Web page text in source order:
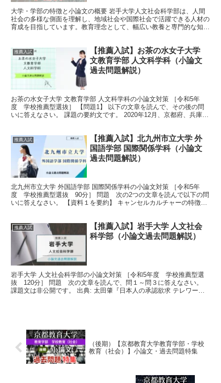
大学・学部の特徴と小論文の概要 岩手大学人文社会科学部は、人間
社会の多様な側面を理解し、地域社会や国際社会で活躍できる人材の
育成を目指しています。教育理念として、幅広い教養と専門的な知識
推薦入試
【推薦入試】お茶の水女子大学
文教育学部 人文科学科（小論文
過去問題解説）
お茶の水女子大学 文教育学部 人文科学科の小論文対策 ［令和5年
度 学校推薦型選抜］ 【問題1】 以下の文章を読んで、その後の問
いに答えなさい。 課題の要約文です。 2020年12月、京都府、兵庫
推薦入試
【推薦入試】北九州市立大学 外
国語学部 国際関係学科（小論文
過去問題解説）
北九州市立大学 外国語学部 国際関係学科の小論文対策 ［令和5年
度 学校推薦型選抜 90分］ 問題 次の2つの文章を読んで以下の問
いに答えなさい。 【資料１を要約】 キャンセルカルチャーの特徴と
推薦入試
【推薦入試】岩手大学 人文社会
科学部（小論文過去問題解説）
岩手大学 人文社会科学部の小論文対策 ［令和5年度 学校推薦型選
抜 120分］ 問題 次の文章を読んで、問１～問３に答えなさい。
課題文は非公開です。 出典: 太田肇『日本人の承認欲求 テレワーク
（後期）【京都教育大学教育学部・学校
教育（社会）】小論文・過去問題特集